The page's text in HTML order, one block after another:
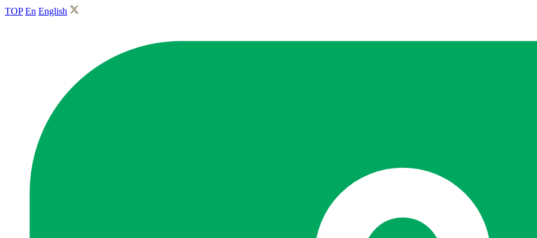
TOP En English